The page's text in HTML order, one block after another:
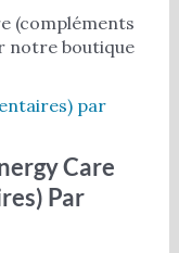
(compléments
notre boutique
par
Care
Par